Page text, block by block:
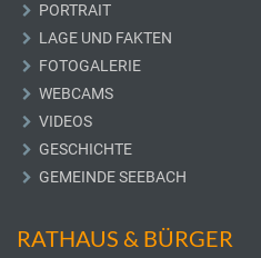
PORTRAIT
LAGE UND FAKTEN
FOTOGALERIE
WEBCAMS
VIDEOS
GESCHICHTE
GEMEINDE SEEBACH
RATHAUS & BÜRGER